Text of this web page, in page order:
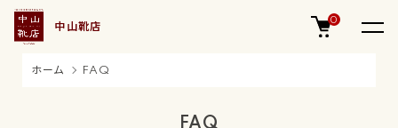
中山靴店
0
ホーム FAQ
FAQ